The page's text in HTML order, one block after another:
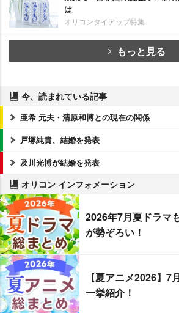
は
オリコンタイアップ特集
もっと見る
今、読まれている記事
亜希 元夫・清原和博との現在の関係
戸塚純貴、結婚を発表
及川光博が結婚を発表
オリコン インフォメーション
2026年7月夏ドラマ
が勢ぞろい！
【夏アニメ2026】7
一挙紹介！